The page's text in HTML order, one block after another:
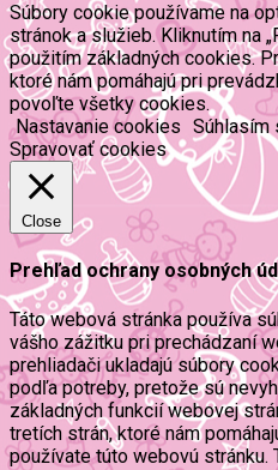
Súbory cookie používame na
stránok a služieb. Kliknutím na
použitím základných cookies.
ktoré nám pomáhajú pri
povoľte všetky cookies.
Nastavanie cookies Súhlasím
Spravovať cookies
Close
Prehľad ochrany osobných
Táto webová stránka používa
vášho zážitku pri prechádzaní
prehliadači ukladajú súbory
podľa potreby, pretože sú
základných funkcií webovej
tretích strán, ktoré nám
používate túto webovú